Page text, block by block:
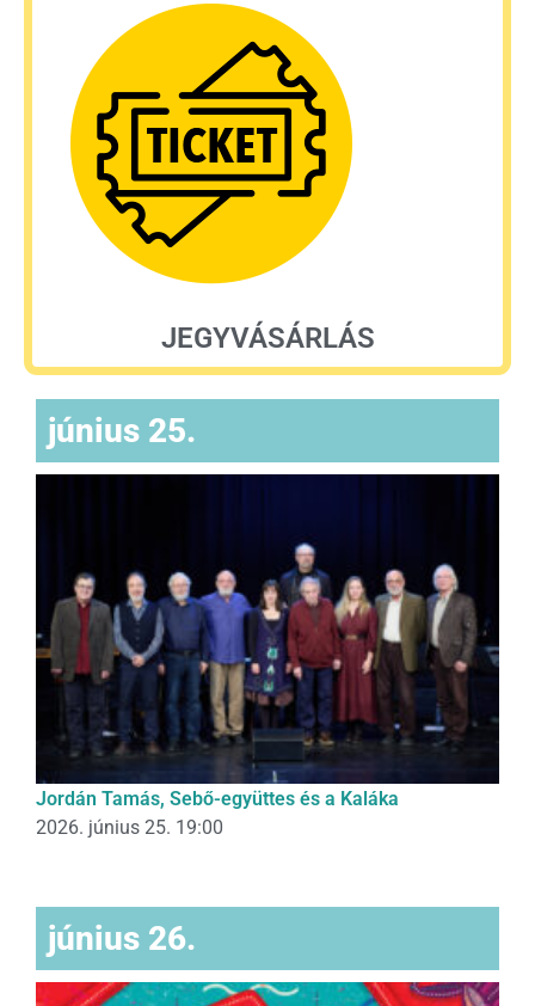
JEGYVÁSÁRLÁS
június 25.
Jordán Tamás, Sebő-együttes és a Kaláka
2026. június 25. 19:00
június 26.